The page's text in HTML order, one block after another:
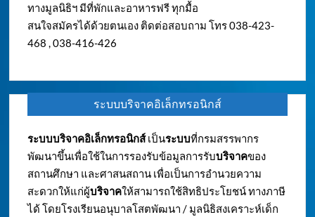
ทางมูลนิธิฯ มีที่พักและอาหารฟรี ทุกมื้อ
สนใจสมัครได้ด้วยตนเอง ติดต่อสอบถาม โทร 038-423-
468 , 038-416-426
ระบบบริจาคอิเล็กทรอนิกส์
ระบบบริจาคอิเล็กทรอนิกส์เป็นระบบที่กรมสรรพากร
พัฒนาขึ้นเพื่อใช้ในการรองรับข้อมูลการรับบริจาคของ
สถานศึกษา และศาสนสถาน เพื่อเป็นการอำนวยความ
สะดวกให้แก่ผู้บริจาคให้สามารถใช้สิทธิประโยชน์ ทางภาษี
ได้ โดยโรงเรียนอนุบาลโสตพัฒนา / มูลนิธิสงเคราะห์เด็ก